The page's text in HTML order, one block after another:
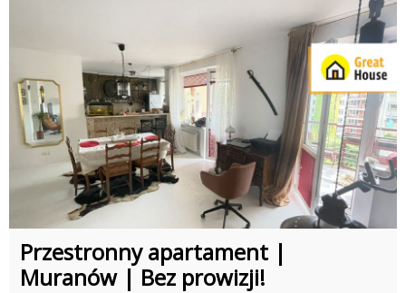
Przestronny apartament |
Muranów | Bez prowizji!